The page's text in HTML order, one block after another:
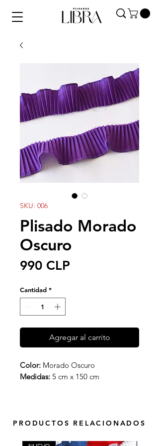
SKU: 006
Plisado Morado
Oscuro
990 CLP
Cantidad *
Agregar al carrito
Color: Morado Oscuro
Medidas: 5 cm x 150 cm
PRODUCTOS RELACIONADOS